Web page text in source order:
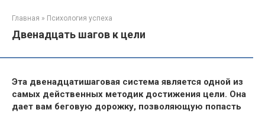
Главная » Психология успеха
Двенадцать шагов к цели
Эта двенадцатишаговая система является одной из
самых действенных методик достижения цели. Она
дает вам беговую дорожку, позволяющую попасть